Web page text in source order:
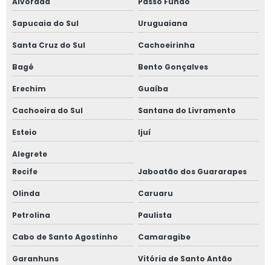
Sapucaia do Sul Uruguaiana
Santa Cruz do Sul Cachoeirinha
Bagé Bento Gonçalves
Erechim Guaíba
Cachoeira do Sul Santana do Livramento
Esteio Ijuí
Alegrete
Recife
Jaboatão dos Guararapes
Olinda Caruaru
Petrolina Paulista
Cabo de Santo Agostinho Camaragibe
Garanhuns Vitória de Santo Antão